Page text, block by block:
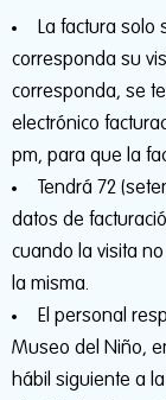
La factura solo
corresponda su
corresponda, se
electrónico
pm, para que la
Tendrá 72
datos de
cuando la visita
la misma.
El personal
Museo del Niño,
hábil siguiente a